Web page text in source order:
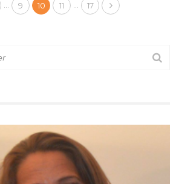
9 10 11 17